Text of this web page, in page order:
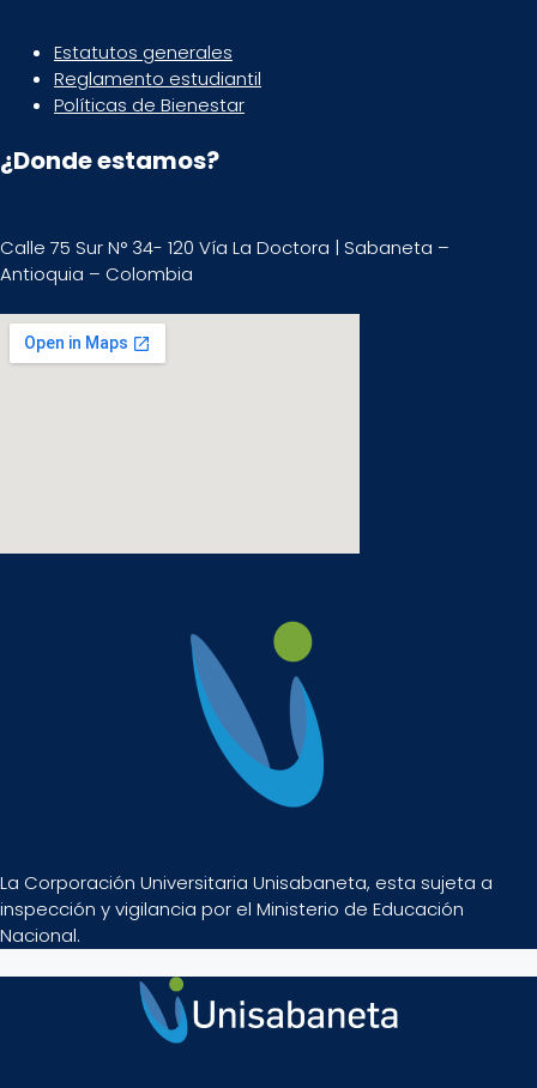
Estatutos generales
Reglamento estudiantil
Políticas de Bienestar
¿Donde estamos?
Calle 75 Sur N° 34- 120 Vía La Doctora | Sabaneta –
Antioquia – Colombia
La Corporación Universitaria Unisabaneta, esta sujeta a
inspección y vigilancia por el Ministerio de Educación
Nacional.